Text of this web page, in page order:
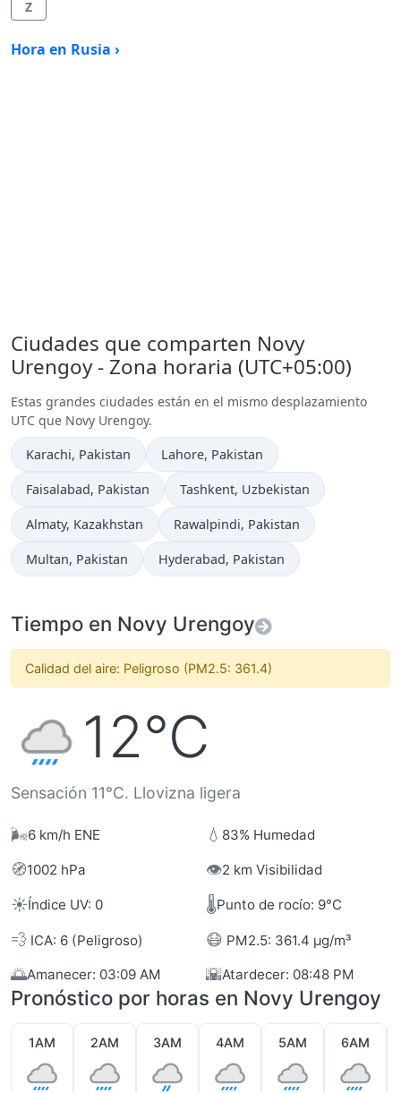
Z
Hora en Rusia ›
Ciudades que comparten Novy
Urengoy - Zona horaria (UTC+05:00)
Estas grandes ciudades están en el mismo desplazamiento
UTC que Novy Urengoy.
Hora actual en
Karachi, Pakistan Hora actual en
Lahore, Pakistan
Hora actual en
Faisalabad, Pakistan Hora actual en
Tashkent, Uzbekistan
Hora actual en
Almaty, Kazakhstan Hora actual en
Rawalpindi, Pakistan
Hora actual en
Multan, Pakistan Hora actual en
Hyderabad, Pakistan
Tiempo en Novy Urengoy
Calidad del aire: Peligroso (PM2.5: 361.4)
12°C
Sensación 11°C. Llovizna ligera
🌬️6 km/h ENE 💧 83% Humedad
🧭1002 hPa 👁️2 km Visibilidad
☀️Índice UV: 0 🌡️Punto de rocío: 9°C
💨 ICA: 6 (Peligroso) 😷 PM2.5: 361.4 µg/m³
🌅Amanecer: 03:09 AM 🌇Atardecer: 08:48 PM
Pronóstico por horas en Novy Urengoy
1AM 2AM 3AM 4AM 5AM 6AM